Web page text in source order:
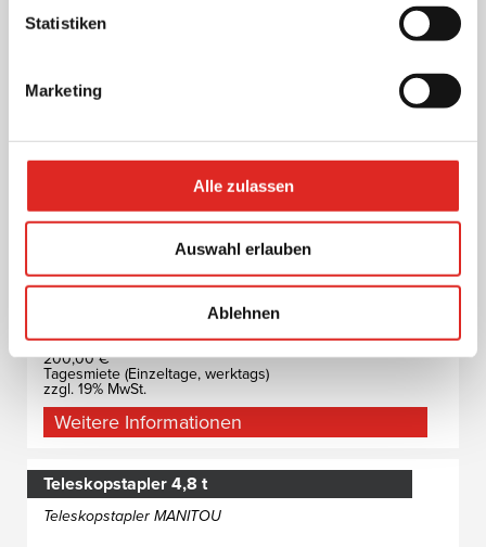
Statistiken
Marketing
Alle zulassen
Auswahl erlauben
Ablehnen
Teleskopstapler MANITOU
200,00 €
Tagesmiete (Einzeltage, werktags)
zzgl. 19% MwSt.
Weitere Informationen
Teleskopstapler 4,8 t
Teleskopstapler MANITOU